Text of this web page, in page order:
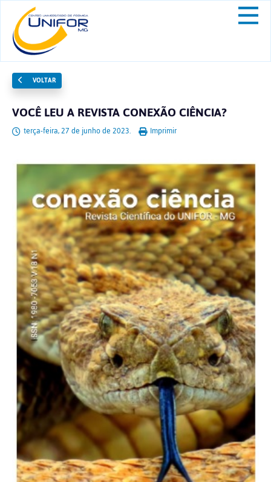
VOLTAR
VOCÊ LEU A REVISTA CONEXÃO CIÊNCIA?
terça-feira, 27 de junho de 2023. Imprimir